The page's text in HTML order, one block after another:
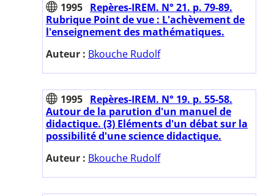
1995 Repères-IREM. N° 21. p. 79-89.
Rubrique Point de vue : L'achèvement de
l'enseignement des mathématiques.
Auteur : Bkouche Rudolf
1995 Repères-IREM. N° 19. p. 55-58.
Autour de la parution d'un manuel de
didactique. (3) Eléments d'un débat sur la
possibilité d'une science didactique.
Auteur : Bkouche Rudolf